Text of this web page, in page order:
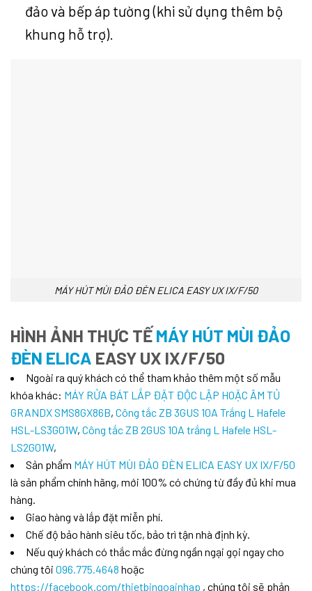
đảo và bếp áp tường (khi sử dụng thêm bộ
khung hỗ trợ).
MÁY HÚT MÙI ĐẢO ĐÈN ELICA EASY UX IX/F/50
HÌNH ẢNH THỰC TẾ MÁY HÚT MÙI ĐẢO
ĐÈN ELICA EASY UX IX/F/50
Ngoài ra quý khách có thể tham khảo thêm một số mẫu
khóa khác: MÁY RỬA BÁT LẮP ĐẶT ĐỘC LẬP HOẶC ÂM TỦ
GRANDX SMS8GX86B, Công tắc ZB 3GUS 10A Trắng L Hafele
HSL-LS3G01W, Công tắc ZB 2GUS 10A trắng L Hafele HSL-
LS2G01W,
Sản phẩm MÁY HÚT MÙI ĐẢO ĐÈN ELICA EASY UX IX/F/50
là sản phẩm chính hãng, mới 100% có chứng từ đầy đủ khi mua
hàng.
Giao hàng và lắp đặt miễn phí.
Chế độ bảo hành siêu tốc, bảo trì tận nhà định kỳ.
Nếu quý khách có thắc mắc đừng ngần ngại gọi ngay cho
chúng tôi 096.775.4648 hoặc
https://facebook.com/thietbingoainhap , chúng tôi sẽ phản